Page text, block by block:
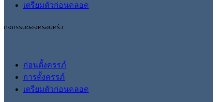
เตรียมตัวก่อนคลอด
กิจกรรมของครอบครัว
ก่อนตั้งครรภ์
การตั้งครรภ์
เตรียมตัวก่อนคลอด